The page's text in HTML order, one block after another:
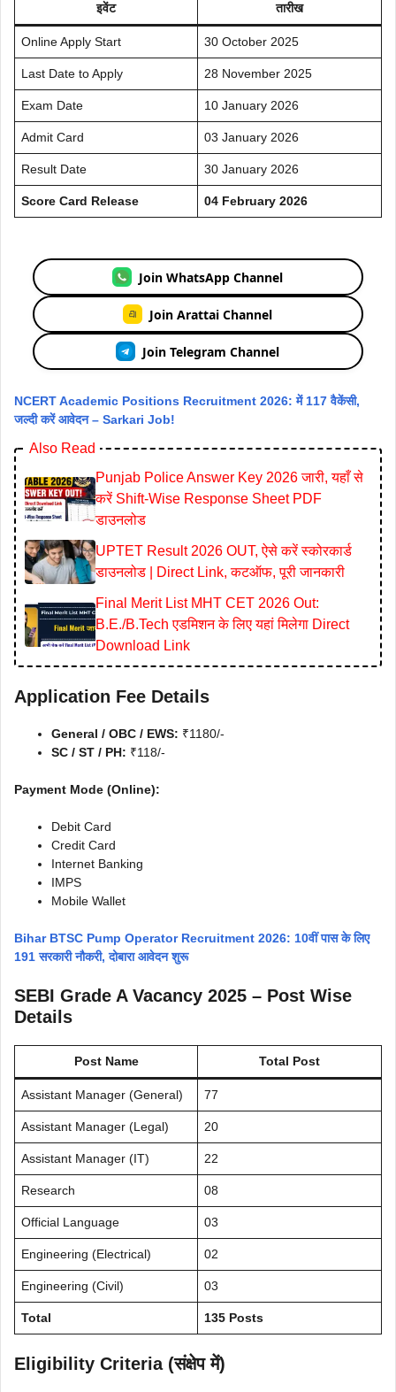
इवेंट तारीख
Online Apply Start 30 October 2025
Last Date to Apply 28 November 2025
Exam Date 10 January 2026
Admit Card 03 January 2026
Result Date 30 January 2026
Score Card Release 04 February 2026
Join WhatsApp Channel
Join Arattai Channel
Join Telegram Channel
NCERT Academic Positions Recruitment 2026: में 117 वैकेंसी,
जल्दी करें आवेदन – Sarkari Job!
Also Read
Punjab Police Answer Key 2026 जारी, यहाँ से
करें Shift-Wise Response Sheet PDF
डाउनलोड
UPTET Result 2026 OUT, ऐसे करें स्कोरकार्ड
डाउनलोड | Direct Link, कटऑफ, पूरी जानकारी
Final Merit List MHT CET 2026 Out:
B.E./B.Tech एडमिशन के लिए यहां मिलेगा Direct
Download Link
Application Fee Details
General / OBC / EWS: ₹1180/-
SC / ST / PH: ₹118/-
Payment Mode (Online):
Debit Card
Credit Card
Internet Banking
IMPS
Mobile Wallet
Bihar BTSC Pump Operator Recruitment 2026: 10वीं पास के लिए
191 सरकारी नौकरी, दोबारा आवेदन शुरू
SEBI Grade A Vacancy 2025 – Post Wise
Details
Post Name Total Post
Assistant Manager (General) 77
Assistant Manager (Legal) 20
Assistant Manager (IT) 22
Research 08
Official Language 03
Engineering (Electrical) 02
Engineering (Civil) 03
Total 135 Posts
Eligibility Criteria (संक्षेप में)